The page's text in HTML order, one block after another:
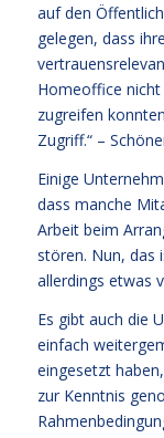
auf den
gelegen, dass
Homeoffice nicht
zugreifen
Zugriff.“ –
Einige
dass manche
Arbeit beim
stören. Nun, das
allerdings etwas
Es gibt auch die
einfach
eingesetzt
zur Kenntnis